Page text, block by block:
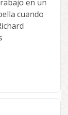
en un
cuando